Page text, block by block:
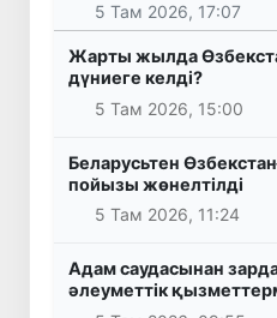
5 Там 2026, 17:07
Жарты жылда
дүниеге келді?
5 Там 2026, 15:00
Беларусьтен
пойызы жөнелтілді
5 Там 2026, 11:24
Адам саудасынан
әлеуметтік